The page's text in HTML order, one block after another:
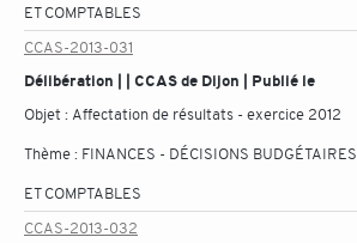
ET COMPTABLES
CCAS-2013-031
Délibération | | CCAS de Dijon | Publié le
Objet : Affectation de résultats - exercice 2012
Thème : FINANCES - DÉCISIONS BUDGÉTAIRES
ET COMPTABLES
CCAS-2013-032